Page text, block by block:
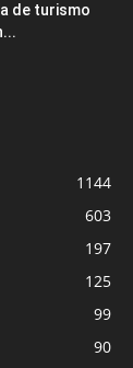
de turismo
1144
603
197
125
99
90